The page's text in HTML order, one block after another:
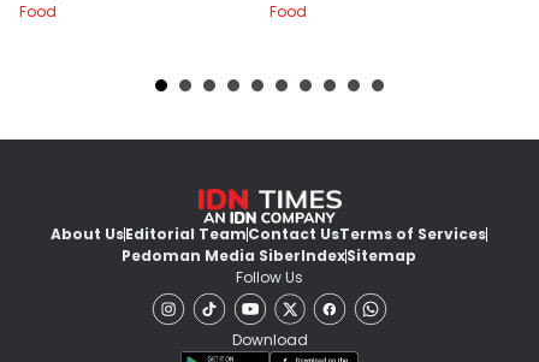
Food
Food
About UsEditorial TeamContact UsTerms of Services
Pedoman Media SiberIndexSitemap
Follow Us
Download